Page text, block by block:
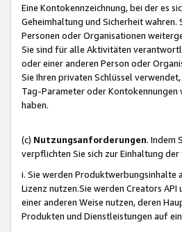
Eine Kontokennzeichnung, bei der es
Geheimhaltung und Sicherheit
Personen oder Organisationen
Sie sind für alle Aktivitäten
oder einer anderen Person oder
Sie Ihren privaten Schlüssel
Tag-Parameter oder Kontokennungen
haben.
(c) Nutzungsanforderungen. Indem
verpflichten Sie sich zur Einhaltung
i. Sie werden Produktwerbungsinhalte
Lizenz nutzen.Sie werden Creators
einer anderen Weise nutzen, deren
Produkten und Dienstleistungen auf